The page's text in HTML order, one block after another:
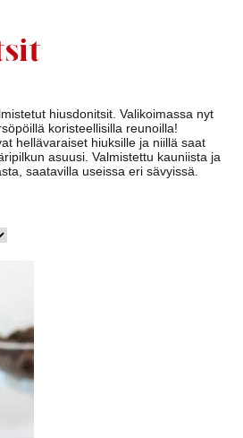
hiusdonitsit. Valikoimassa nyt
koristeellisilla reunoilla!
hellävaraiset hiuksille ja niillä saat
asuusi. Valmistettu kauniista ja
saatavilla useissa eri sävyissä.